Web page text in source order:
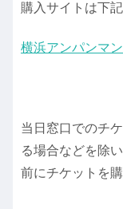
購入サイトは下
横浜アンパンマ
当日窓口でのチ
る場合などを除
前にチケットを